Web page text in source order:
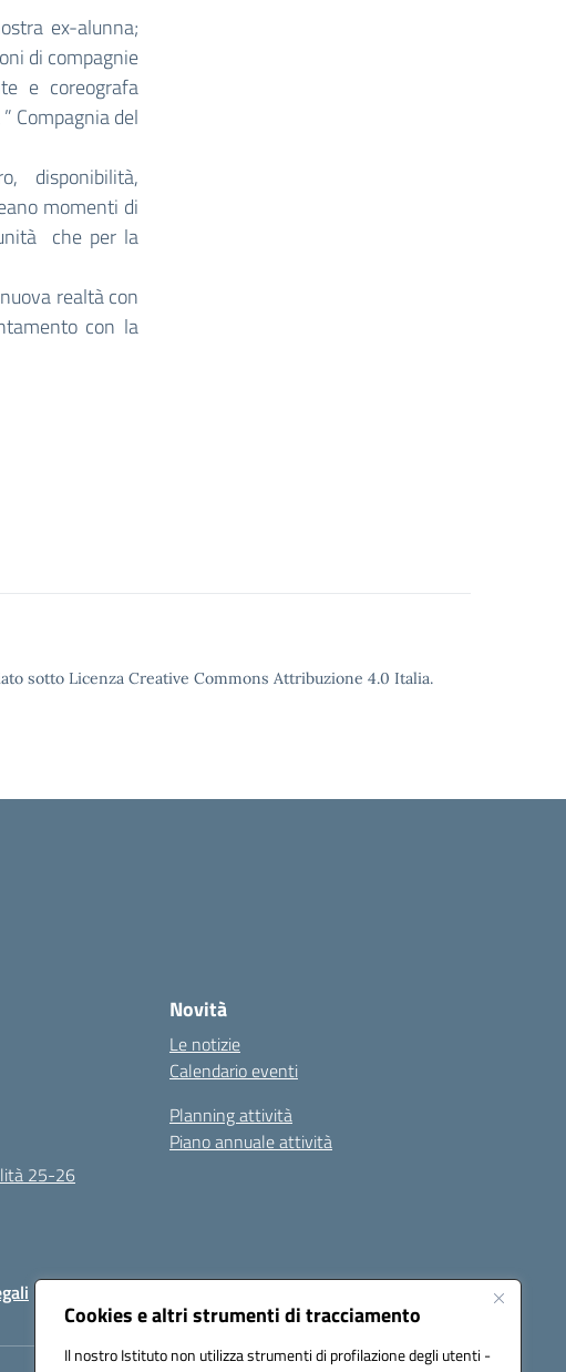
Cookies e altri strumenti di tracciamento
Il nostro Istituto non utilizza strumenti di profilazione degli utenti -
ex-alunna;
di compagnie
e coreografa
Compagnia del
disponibilità,
momenti di
che per la
realtà con
con la
sotto Licenza Creative Commons Attribuzione 4.0 Italia.
25-26
Novità
Le notizie
Calendario eventi
Planning attività
Piano annuale attività
Seguici su: